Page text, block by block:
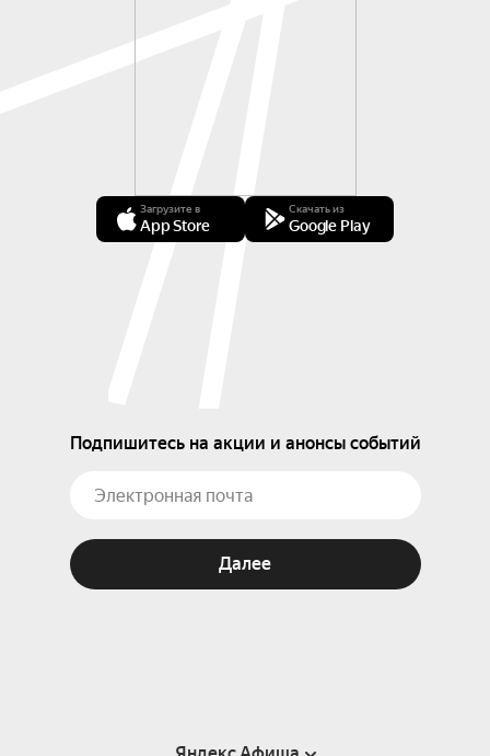
Загрузите в
App Store
Скачать из
Google Play
Подпишитесь на акции и анонсы событий
Далее